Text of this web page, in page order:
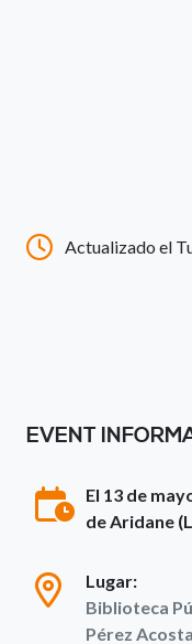
Actualizado el
EVENT
El 13 de
de Aridane
Lugar:
Biblioteca
Pérez Acosta